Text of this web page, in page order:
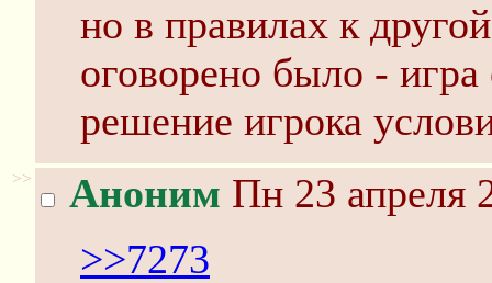
но в правилах к
оговорено было - игра
решение игрока
>> Аноним Пн 23 апреля
>>7273